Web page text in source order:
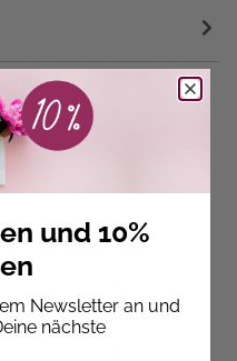
ab 5
und 10%
Newsletter an und
nächste